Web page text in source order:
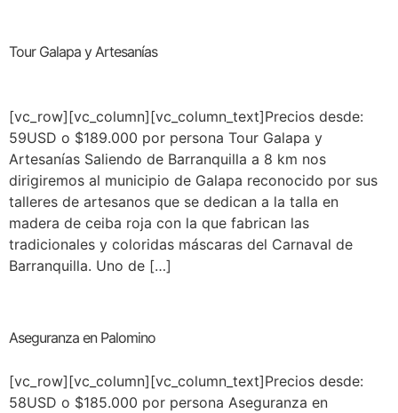
Tour Galapa y Artesanías
[vc_row][vc_column][vc_column_text]Precios desde:
59USD o $189.000 por persona Tour Galapa y
Artesanías Saliendo de Barranquilla a 8 km nos
dirigiremos al municipio de Galapa reconocido por sus
talleres de artesanos que se dedican a la talla en
madera de ceiba roja con la que fabrican las
tradicionales y coloridas máscaras del Carnaval de
Barranquilla. Uno de […]
Aseguranza en Palomino
[vc_row][vc_column][vc_column_text]Precios desde:
58USD o $185.000 por persona Aseguranza en